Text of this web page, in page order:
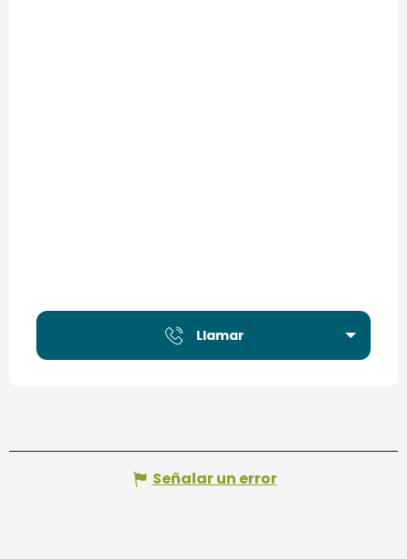
Llamar
Señalar un error